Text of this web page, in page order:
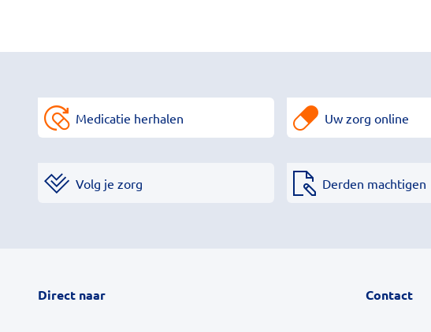
Medicatie herhalen Uw zorg online
Volg je zorg Derden machtigen
Direct naar Contact